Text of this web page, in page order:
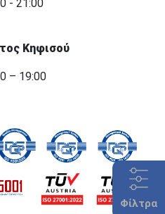
Φίλτρα
- 21:00
Κηφισού
– 19:00